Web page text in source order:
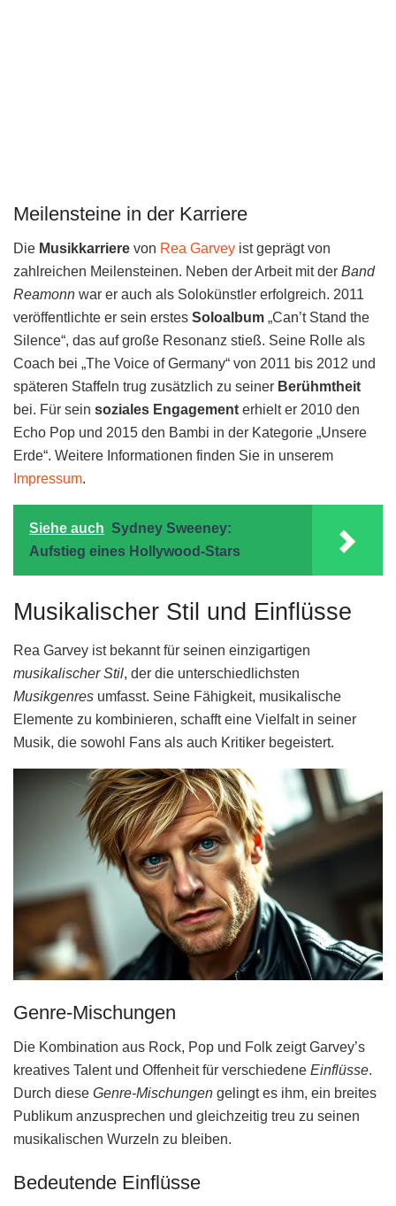
Meilensteine in der Karriere
Die Musikkarriere von Rea Garvey ist geprägt von
zahlreichen Meilensteinen. Neben der Arbeit mit der Band
Reamonn war er auch als Solokünstler erfolgreich. 2011
veröffentlichte er sein erstes Soloalbum „Can’t Stand the
Silence“, das auf große Resonanz stieß. Seine Rolle als
Coach bei „The Voice of Germany“ von 2011 bis 2012 und
späteren Staffeln trug zusätzlich zu seiner Berühmtheit
bei. Für sein soziales Engagement erhielt er 2010 den
Echo Pop und 2015 den Bambi in der Kategorie „Unsere
Erde“. Weitere Informationen finden Sie in unserem
Impressum.
Siehe auch Sydney Sweeney:
Aufstieg eines Hollywood-Stars
Musikalischer Stil und Einflüsse
Rea Garvey ist bekannt für seinen einzigartigen
musikalischer Stil, der die unterschiedlichsten
Musikgenres umfasst. Seine Fähigkeit, musikalische
Elemente zu kombinieren, schafft eine Vielfalt in seiner
Musik, die sowohl Fans als auch Kritiker begeistert.
Genre-Mischungen
Die Kombination aus Rock, Pop und Folk zeigt Garvey’s
kreatives Talent und Offenheit für verschiedene Einflüsse.
Durch diese Genre-Mischungen gelingt es ihm, ein breites
Publikum anzusprechen und gleichzeitig treu zu seinen
musikalischen Wurzeln zu bleiben.
Bedeutende Einflüsse